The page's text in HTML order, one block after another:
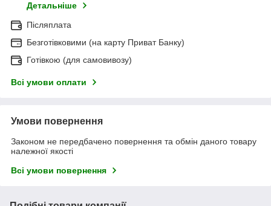
Детальніше
Післяплата
Безготівковими (на карту Приват Банку)
Готівкою (для самовивозу)
Всі умови оплати
Умови повернення
Законом не передбачено повернення та обмін даного товару
належної якості
Всі умови повернення